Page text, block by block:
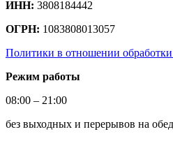
ИНН: 3808184442
ОГРН: 1083808013057
Политики в отношении
Режим работы
08:00 – 21:00
без выходных и перерывов на обед